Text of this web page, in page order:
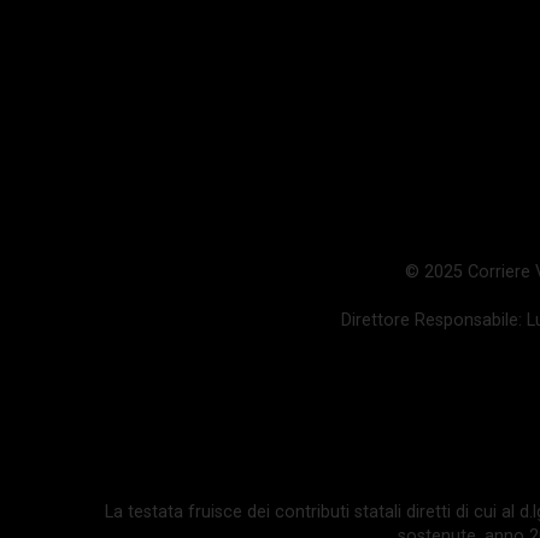
© 2025 Corriere
Direttore Responsabile:
La testata fruisce dei contributi statali diretti di cui al